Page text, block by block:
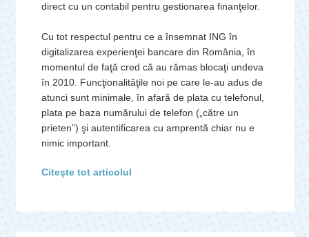
direct cu un contabil pentru gestionarea finanţelor.
Cu tot respectul pentru ce a însemnat ING în
digitalizarea experienţei bancare din România, în
momentul de faţă cred că au rămas blocaţi undeva
în 2010. Funcţionalităţile noi pe care le-au adus de
atunci sunt minimale, în afară de plata cu telefonul,
plata pe baza numărului de telefon („către un
prieten”) şi autentificarea cu amprentă chiar nu e
nimic important.
Citeşte tot articolul